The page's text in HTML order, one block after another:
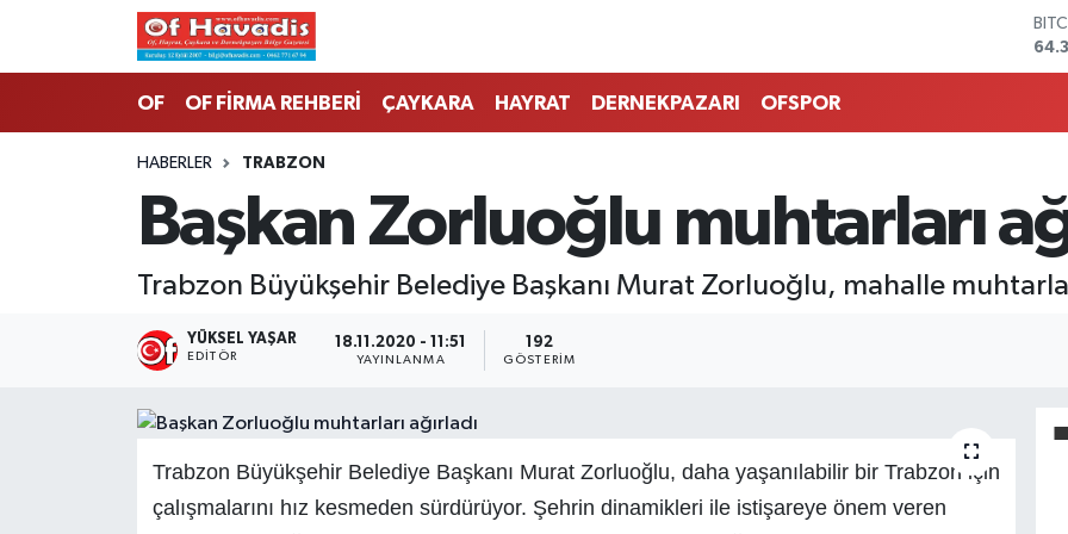
OF OF FİRMA REHBERİ ÇAYKARA HAYRAT DERNEKPAZARI OFSPOR
HABERLER TRABZON
Başkan Zorluoğlu muhtarları
Trabzon Büyükşehir Belediye Başkanı Murat Zorluoğlu, mahalle
YÜKSEL YAŞAR
EDITÖR
18.11.2020 - 11:51
YAYINLANMA
192
GÖSTERIM
Trabzon Büyükşehir Belediye Başkanı Murat Zorluoğlu, daha yaşanılabilir bir Trabzon için
çalışmalarını hız kesmeden sürdürüyor. Şehrin dinamikleri ile istişareye önem veren
Trabzon Nöbetçi Eczaneler
Trabzon Namaz Vakitleri
Trabzon Trafik Yoğunluk Haritası
Süper Lig Puan Durumu ve Fikstür
Haber Arşivi